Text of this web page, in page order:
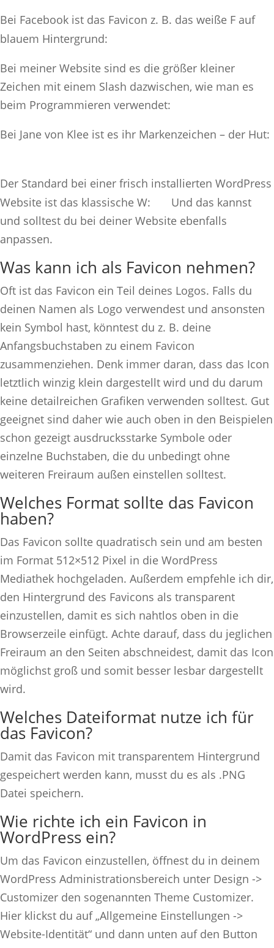
Bei Facebook ist das Favicon z. B. das weiße F auf
blauem Hintergrund:
Bei meiner Website sind es die größer kleiner
Zeichen mit einem Slash dazwischen, wie man es
beim Programmieren verwendet:
Bei Jane von Klee ist es ihr Markenzeichen – der Hut:
Der Standard bei einer frisch installierten WordPress
Website ist das klassische W:
Und das kannst
und solltest du bei deiner Website ebenfalls
anpassen.
Was kann ich als Favicon nehmen?
Oft ist das Favicon ein Teil deines Logos. Falls du
deinen Namen als Logo verwendest und ansonsten
kein Symbol hast, könntest du z. B. deine
Anfangsbuchstaben zu einem Favicon
zusammenziehen. Denk immer daran, dass das Icon
letztlich winzig klein dargestellt wird und du darum
keine detailreichen Grafiken verwenden solltest. Gut
geeignet sind daher wie auch oben in den Beispielen
schon gezeigt ausdrucksstarke Symbole oder
einzelne Buchstaben, die du unbedingt ohne
weiteren Freiraum außen einstellen solltest.
Welches Format sollte das Favicon
haben?
Das Favicon sollte quadratisch sein und am besten
im Format 512×512 Pixel in die WordPress
Mediathek hochgeladen. Außerdem empfehle ich dir,
den Hintergrund des Favicons als transparent
einzustellen, damit es sich nahtlos oben in die
Browserzeile einfügt. Achte darauf, dass du jeglichen
Freiraum an den Seiten abschneidest, damit das Icon
möglichst groß und somit besser lesbar dargestellt
wird.
Welches Dateiformat nutze ich für
das Favicon?
Damit das Favicon mit transparentem Hintergrund
gespeichert werden kann, musst du es als .PNG
Datei speichern.
Wie richte ich ein Favicon in
WordPress ein?
Um das Favicon einzustellen, öffnest du in deinem
WordPress Administrationsbereich unter Design ->
Customizer den sogenannten Theme Customizer.
Hier klickst du auf „Allgemeine Einstellungen ->
Website-Identität“ und dann unten auf den Button